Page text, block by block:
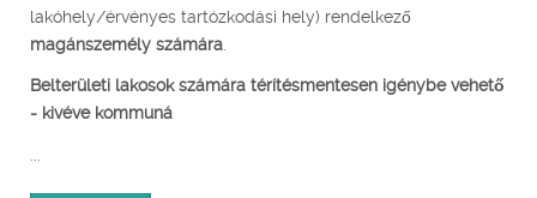
lakóhely/érvényes tartózkodási hely) rendelkező
magánszemély számára
Belterületi lakosok számára térítésmentesen igénybe vehető
- kivéve kommuná